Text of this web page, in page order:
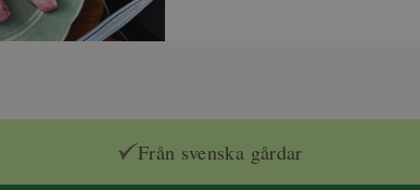
Från svenska gårdar